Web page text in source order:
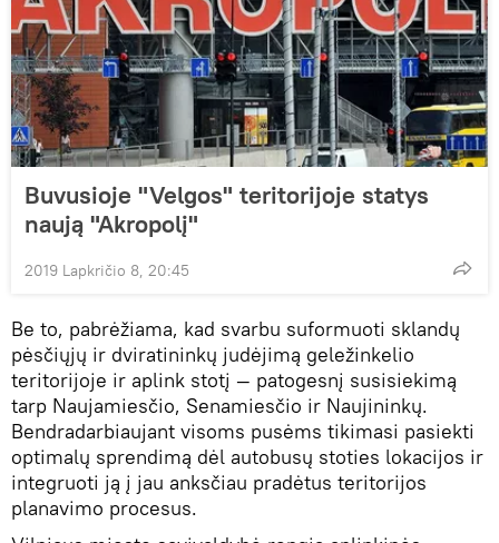
Buvusioje "Velgos" teritorijoje statys
naują "Akropolį"
2019 Lapkričio 8, 20:45
Be to, pabrėžiama, kad svarbu suformuoti sklandų
pėsčiųjų ir dviratininkų judėjimą geležinkelio
teritorijoje ir aplink stotį — patogesnį susisiekimą
tarp Naujamiesčio, Senamiesčio ir Naujininkų.
Bendradarbiaujant visoms pusėms tikimasi pasiekti
optimalų sprendimą dėl autobusų stoties lokacijos ir
integruoti ją į jau anksčiau pradėtus teritorijos
planavimo procesus.